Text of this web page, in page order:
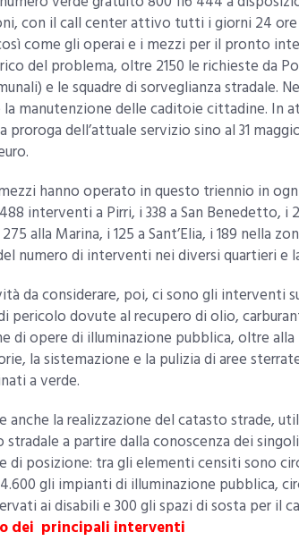
con il call center attivo tutti i giorni 24
come gli operai e i mezzi per il pronto
del problema, oltre 2150 le richieste da
e le squadre di sorveglianza stradale.
manutenzione delle caditoie cittadine. In
proroga dell’attuale servizio sino al 31
hanno operato in questo triennio in
interventi a Pirri, i 338 a San Benedetto, i
alla Marina, i 125 a Sant’Elia, i 189 nella
numero di interventi nei diversi quartieri e
da considerare, poi, ci sono gli interventi
pericolo dovute al recupero di olio,
di opere di illuminazione pubblica, oltre
la sistemazione e la pulizia di aree
a verde.
anche la realizzazione del catasto strade,
a partire dalla conoscenza dei
di posizione: tra gli elementi censiti sono
gli impianti di illuminazione pubblica,
ai disabili e 300 gli spazi di sosta per il
dei principali interventi